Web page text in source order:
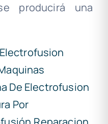
producirá una